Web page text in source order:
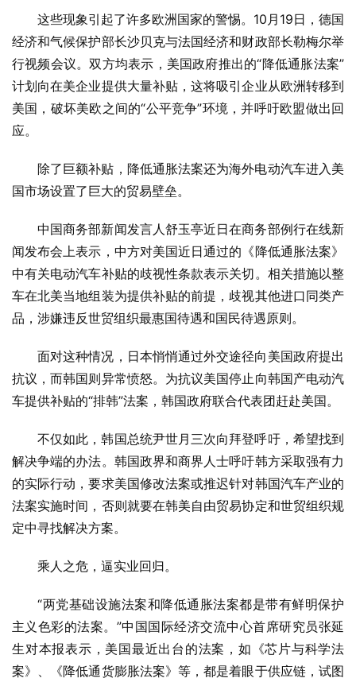
这些现象引起了许多欧洲国家的警惕。10月19日，德国
经济和气候保护部长沙贝克与法国经济和财政部长勒梅尔举
行视频会议。双方均表示，美国政府推出的“降低通胀法案”
计划向在美企业提供大量补贴，这将吸引企业从欧洲转移到
美国，破坏美欧之间的“公平竞争”环境，并呼吁欧盟做出回
应。
除了巨额补贴，降低通胀法案还为海外电动汽车进入美
国市场设置了巨大的贸易壁垒。
中国商务部新闻发言人舒玉亭近日在商务部例行在线新
闻发布会上表示，中方对美国近日通过的《降低通胀法案》
中有关电动汽车补贴的歧视性条款表示关切。相关措施以整
车在北美当地组装为提供补贴的前提，歧视其他进口同类产
品，涉嫌违反世贸组织最惠国待遇和国民待遇原则。
面对这种情况，日本悄悄通过外交途径向美国政府提出
抗议，而韩国则异常愤怒。为抗议美国停止向韩国产电动汽
车提供补贴的“排韩”法案，韩国政府联合代表团赶赴美国。
不仅如此，韩国总统尹世月三次向拜登呼吁，希望找到
解决争端的办法。韩国政界和商界人士呼吁韩方采取强有力
的实际行动，要求美国修改法案或推迟针对韩国汽车产业的
法案实施时间，否则就要在韩美自由贸易协定和世贸组织规
定中寻找解决方案。
乘人之危，逼实业回归。
“两党基础设施法案和降低通胀法案都是带有鲜明保护
主义色彩的法案。”中国国际经济交流中心首席研究员张延
生对本报表示，美国最近出台的法案，如《芯片与科学法
案》、《降低通货膨胀法案》等，都是着眼于供应链，试图